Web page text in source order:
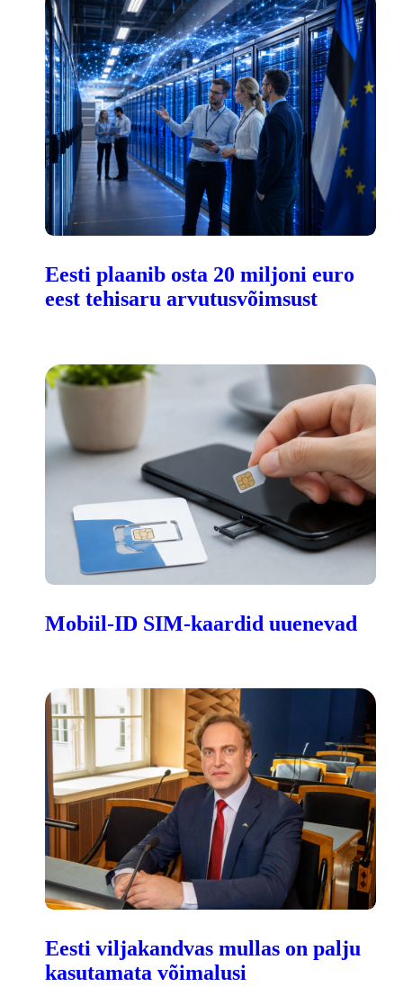
Eesti plaanib osta 20 miljoni euro
eest tehisaru arvutusvõimsust
Mobiil-ID SIM-kaardid uuenevad
Eesti viljakandvas mullas on palju
kasutamata võimalusi